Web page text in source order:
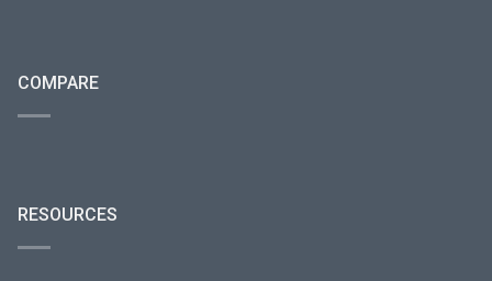
COMPARE
RESOURCES